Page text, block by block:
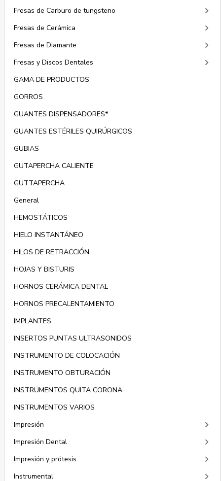
Fresas de Carburo de tungsteno keyboard_arrow_right
Fresas de Cerámica keyboard_arrow_right
Fresas de Diamante keyboard_arrow_right
Fresas y Discos Dentales keyboard_arrow_right
GAMA DE PRODUCTOS
GORROS
GUANTES DISPENSADORES*
GUANTES ESTÉRILES QUIRÚRGICOS
GUBIAS
GUTAPERCHA CALIENTE
GUTTAPERCHA
General
HEMOSTÁTICOS
HIELO INSTANTÁNEO
HILOS DE RETRACCIÓN
HOJAS Y BISTURIS
HORNOS CERÁMICA DENTAL
HORNOS PRECALENTAMIENTO
IMPLANTES
INSERTOS PUNTAS ULTRASONIDOS
INSTRUMENTO DE COLOCACIÓN
INSTRUMENTO OBTURACIÓN
INSTRUMENTOS QUITA CORONA
INSTRUMENTOS VARIOS
Impresión
keyboard_arrow_right
Impresión Dental keyboard_arrow_right
Impresión y prótesis keyboard_arrow_right
Instrumental keyboard_arrow_right